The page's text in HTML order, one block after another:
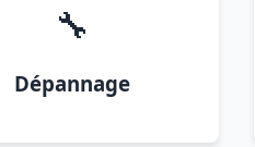
🔧
Dépannage